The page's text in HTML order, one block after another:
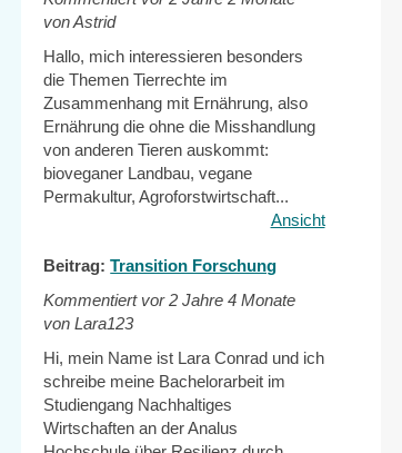
von Astrid
Hallo, mich interessieren besonders
die Themen Tierrechte im
Zusammenhang mit Ernährung, also
Ernährung die ohne die Misshandlung
von anderen Tieren auskommt:
bioveganer Landbau, vegane
Permakultur, Agroforstwirtschaft...
Ansicht
Beitrag:Transition Forschung
Kommentiert vor2 Jahre 4 Monate
von Lara123
Hi, mein Name ist Lara Conrad und ich
schreibe meine Bachelorarbeit im
Studiengang Nachhaltiges
Wirtschaften an der Analus